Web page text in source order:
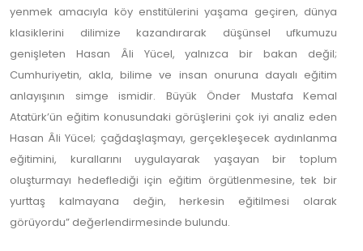
yenmek amacıyla köy enstitülerini yaşama geçiren, dünya
klasiklerini dilimize kazandırarak düşünsel ufkumuzu
genişleten Hasan Âli Yücel, yalnızca bir bakan değil;
Cumhuriyetin, akla, bilime ve insan onuruna dayalı eğitim
anlayışının simge ismidir. Büyük Önder Mustafa Kemal
Atatürk’ün eğitim konusundaki görüşlerini çok iyi analiz eden
Hasan Âli Yücel; çağdaşlaşmayı, gerçekleşecek aydınlanma
eğitimini, kurallarını uygulayarak yaşayan bir toplum
oluşturmayı hedeflediği için eğitim örgütlenmesine, tek bir
yurttaş kalmayana değin, herkesin eğitilmesi olarak
görüyordu” değerlendirmesinde bulundu.